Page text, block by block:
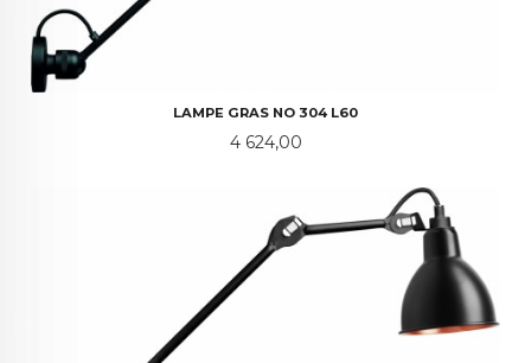
LAMPE GRAS NO 304 L60
Pris
4 624,00